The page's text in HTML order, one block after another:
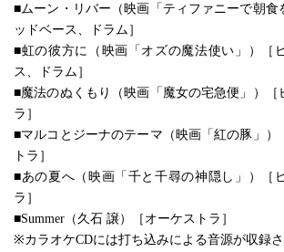
■ムーン・リバー（映画「ティファニーで朝食
ッドベース、ドラム］
■虹の彼方に（映画「オズの魔法使い」）［
ス、ドラム］
■魔法のぬくもり（映画「魔女の宅急便」）［
ラ］
■マルコとジーナのテーマ（映画「紅の豚」）
トラ］
■あの夏へ（映画「千と千尋の神隠し」）［
ラ］
■Summer（久石 譲）［オーケストラ］
※カラオケCDには打ち込みによる音源が収録さ